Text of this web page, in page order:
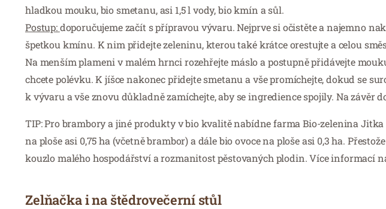
hladkou mouku, bio smetanu, asi 1,5 l vody, bio kmín a sůl.
Postup:doporučujeme začít s přípravou vývaru. Nejprve si očistěte a najemno
špetkou kmínu. K nim přidejte zeleninu, kterou také krátce orestujte a celou
Na menším plameni v malém hrnci rozehřejte máslo a postupně přidávejte
chcete polévku. K jíšce nakonec přidejte smetanu a vše promíchejte, dokud se
k vývaru a vše znovu důkladně zamíchejte, aby se ingredience spojily. Na závěr
TIP: Pro brambory a jiné produkty v bio kvalitě nabídne farma Bio-zelenina
na ploše asi 0,75 ha (včetně brambor) a dále bio ovoce na ploše asi 0,3 ha.
kouzlo malého hospodářství a rozmanitost pěstovaných plodin. Více informací
Zelňačka i na štědrovečerní stůl